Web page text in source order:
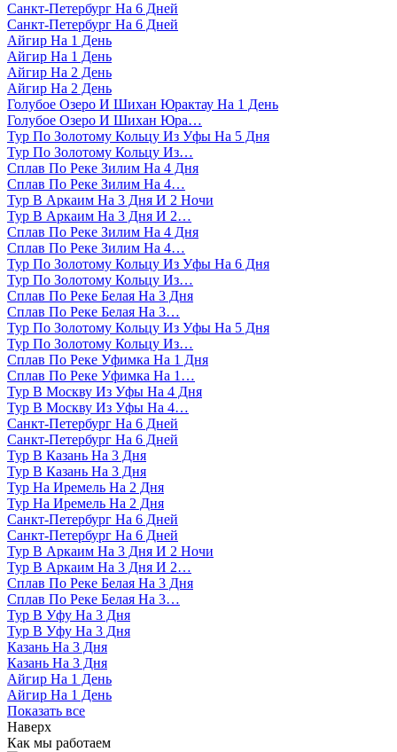
Санкт-Петербург На 6 Дней
Санкт-Петербург На 6 Дней
Айгир На 1 День
Айгир На 1 День
Айгир На 2 День
Айгир На 2 День
Голубое Озеро И Шихан Юрактау На 1 День
Голубое Озеро И Шихан Юра…
Тур По Золотому Кольцу Из Уфы На 5 Дня
Тур По Золотому Кольцу Из…
Сплав По Реке Зилим На 4 Дня
Сплав По Реке Зилим На 4…
Тур В Аркаим На 3 Дня И 2 Ночи
Тур В Аркаим На 3 Дня И 2…
Сплав По Реке Зилим На 4 Дня
Сплав По Реке Зилим На 4…
Тур По Золотому Кольцу Из Уфы На 6 Дня
Тур По Золотому Кольцу Из…
Сплав По Реке Белая На 3 Дня
Сплав По Реке Белая На 3…
Тур По Золотому Кольцу Из Уфы На 5 Дня
Тур По Золотому Кольцу Из…
Сплав По Реке Уфимка На 1 Дня
Сплав По Реке Уфимка На 1…
Тур В Москву Из Уфы На 4 Дня
Тур В Москву Из Уфы На 4…
Санкт-Петербург На 6 Дней
Санкт-Петербург На 6 Дней
Тур В Казань На 3 Дня
Тур В Казань На 3 Дня
Тур На Иремель На 2 Дня
Тур На Иремель На 2 Дня
Санкт-Петербург На 6 Дней
Санкт-Петербург На 6 Дней
Тур В Аркаим На 3 Дня И 2 Ночи
Тур В Аркаим На 3 Дня И 2…
Сплав По Реке Белая На 3 Дня
Сплав По Реке Белая На 3…
Тур В Уфу На 3 Дня
Тур В Уфу На 3 Дня
Казань На 3 Дня
Казань На 3 Дня
Айгир На 1 День
Айгир На 1 День
Показать все
Наверх
Как мы работаем